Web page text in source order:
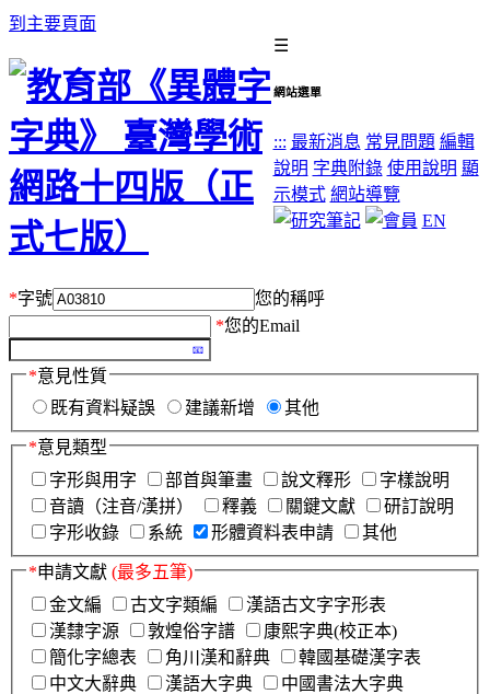
到主要頁面
☰
網站選單
::: 最新消息 常見問題 編輯
說明 字典附錄 使用說明 顯
示模式 網站導覽
EN
*字號
您的稱呼
*您的Email
*意見性質
既有資料疑誤
建議新增 其他
*意見類型
字形與用字
部首與筆畫 說文釋形
字樣說明
音讀（注音/漢拼）
釋義 關鍵文獻
研訂說明
字形收錄
系統 形體資料表申請 其他
*申請文獻 (最多五筆)
金文編
古文字類編
漢語古文字字形表
漢隸字源
敦煌俗字譜
康熙字典(校正本)
簡化字總表
角川漢和辭典
韓國基礎漢字表
中文大辭典
漢語大字典
中國書法大字典